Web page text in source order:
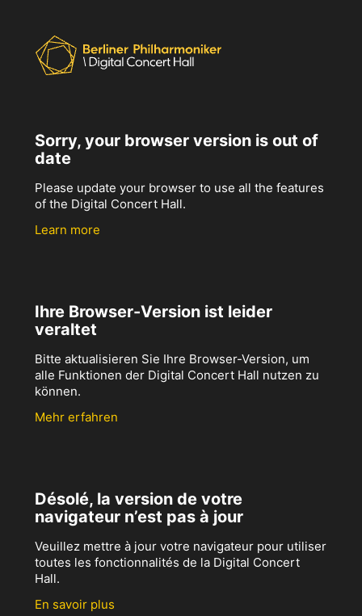
Sorry, your browser version is out of
date
Please update your browser to use all the features
of the Digital Concert Hall.
Learn more
Ihre Browser-Version ist leider
veraltet
Bitte aktualisieren Sie Ihre Browser-Version, um
alle Funktionen der Digital Concert Hall nutzen zu
können.
Mehr erfahren
Désolé, la version de votre
navigateur n’est pas à jour
Veuillez mettre à jour votre navigateur pour utiliser
toutes les fonctionnalités de la Digital Concert
Hall.
En savoir plus